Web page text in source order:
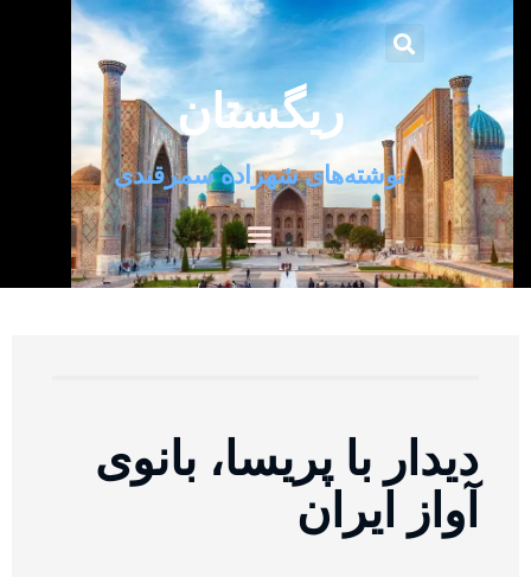
ریگستان
نوشته‌های شهزاده سمرقندی
دیدار با پریسا، بانوی
آواز ایران